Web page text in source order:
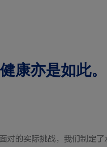
康亦是如此
的实际挑战，我们制定了